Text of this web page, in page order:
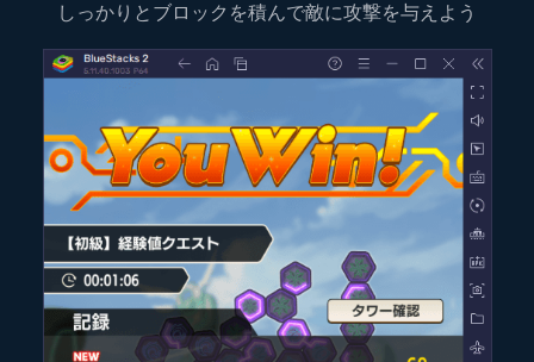
しっかりとブロックを積んで敵に攻撃を与えよう